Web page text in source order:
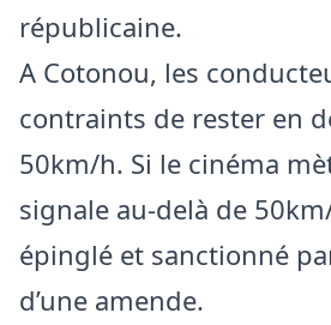
républicaine.
A Cotonou, les
contraints de rester en
50km/h. Si le cinéma
signale au-delà de
épinglé et sanctionné
d’une amende.